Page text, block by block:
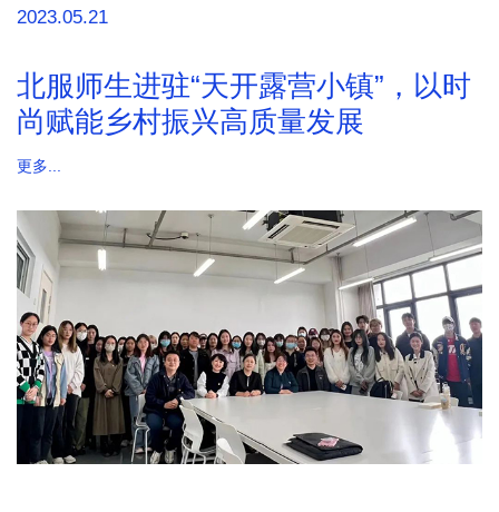
2023.05.21
北服师生进驻“天开露营小镇”，以时
尚赋能乡村振兴高质量发展
更多...